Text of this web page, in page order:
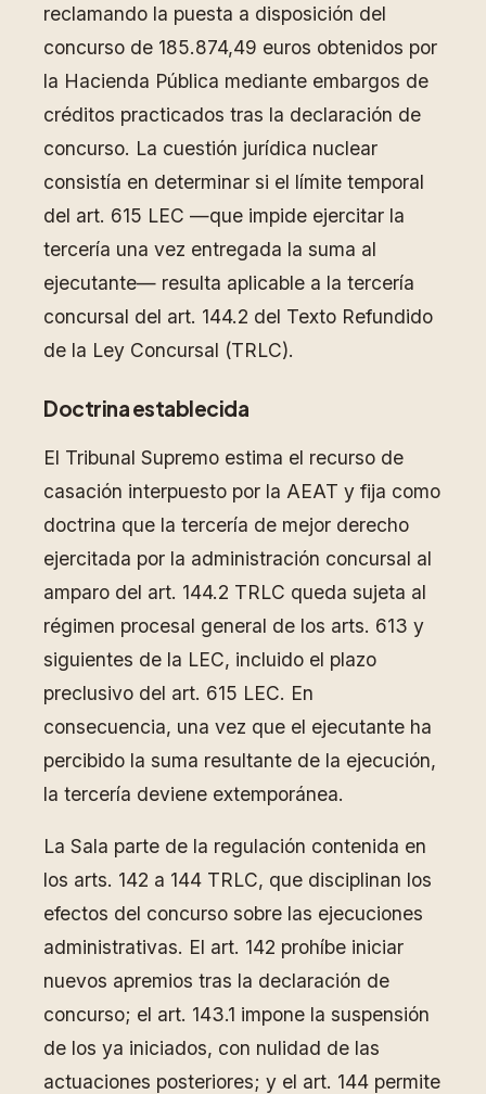
reclamando la puesta a disposición del
concurso de 185.874,49 euros obtenidos por
la Hacienda Pública mediante embargos de
créditos practicados tras la declaración de
concurso. La cuestión jurídica nuclear
consistía en determinar si el límite temporal
del art. 615 LEC —que impide ejercitar la
tercería una vez entregada la suma al
ejecutante— resulta aplicable a la tercería
concursal del art. 144.2 del Texto Refundido
de la Ley Concursal (TRLC).
Doctrina establecida
El Tribunal Supremo estima el recurso de
casación interpuesto por la AEAT y fija como
doctrina que la tercería de mejor derecho
ejercitada por la administración concursal al
amparo del art. 144.2 TRLC queda sujeta al
régimen procesal general de los arts. 613 y
siguientes de la LEC, incluido el plazo
preclusivo del art. 615 LEC. En
consecuencia, una vez que el ejecutante ha
percibido la suma resultante de la ejecución,
la tercería deviene extemporánea.
La Sala parte de la regulación contenida en
los arts. 142 a 144 TRLC, que disciplinan los
efectos del concurso sobre las ejecuciones
administrativas. El art. 142 prohíbe iniciar
nuevos apremios tras la declaración de
concurso; el art. 143.1 impone la suspensión
de los ya iniciados, con nulidad de las
actuaciones posteriores; y el art. 144 permite